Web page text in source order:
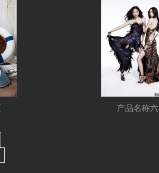
产品名称六